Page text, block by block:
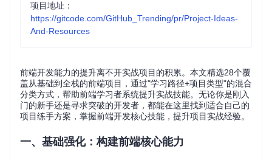
项目地址：
https://gitcode.com/GitHub_Trending/pr/Project-Ideas-
And-Resources
前端开发能力的提升离不开实战项目的积累。本文精选28个覆
盖从基础到全栈的前端项目，通过"学习路径+项目类型"的混合
分类方式，帮助前端学习者系统提升实战技能。无论你是刚入
门的新手还是寻求突破的开发者，都能在这里找到适合自己的
项目练手方案，掌握前端开发核心技能，提升项目实战经验。
一、基础强化：构建前端核心能力